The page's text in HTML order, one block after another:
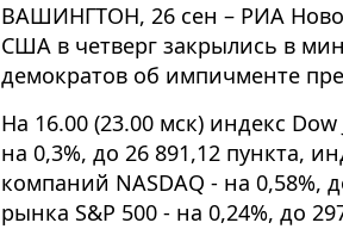
ВАШИНГТОН, 26 сен – РИА
США в четверг закрылись в
демократов об импичменте
На 16​​​.00 (23.00 мск) индекс
на 0,3%, до 26 891,12 пункта,
компаний NASDAQ - на 0,58%,
рынка S&P 500 - на 0,24%, до